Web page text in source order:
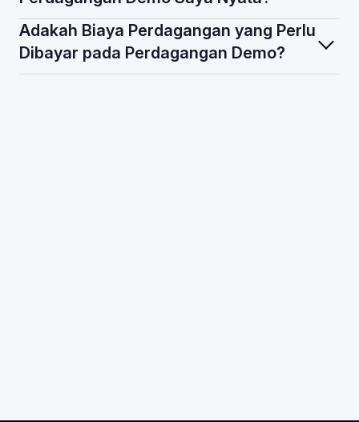
Adakah Biaya Perdagangan yang Perlu
Dibayar pada Perdagangan Demo?